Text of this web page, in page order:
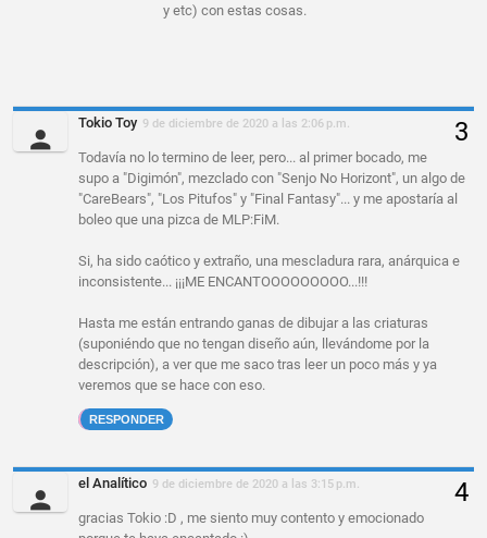
y etc) con estas cosas.
Tokio Toy 9 de diciembre de 2020 a las 2:06 p.m.
Todavía no lo termino de leer, pero... al primer bocado, me
supo a "Digimón", mezclado con "Senjo No Horizont", un algo de
"CareBears", "Los Pitufos" y "Final Fantasy"... y me apostaría al
boleo que una pizca de MLP:FiM.
Si, ha sido caótico y extraño, una mescladura rara, anárquica e
inconsistente... ¡¡¡ME ENCANTOOOOOOOOO...!!!
Hasta me están entrando ganas de dibujar a las criaturas
(suponiéndo que no tengan diseño aún, llevándome por la
descripción), a ver que me saco tras leer un poco más y ya
veremos que se hace con eso.
RESPONDER
el Analítico 9 de diciembre de 2020 a las 3:15 p.m.
gracias Tokio :D , me siento muy contento y emocionado